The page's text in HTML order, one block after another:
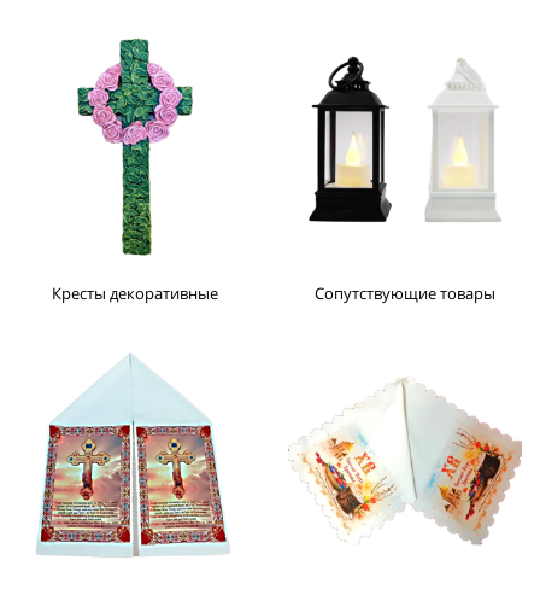
Кресты декоративные Сопутствующие товары